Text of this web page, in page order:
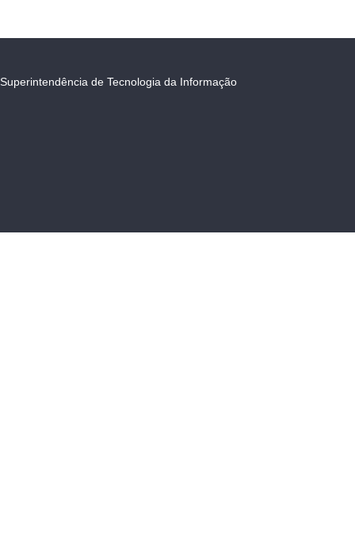
Superintendência de Tecnologia da Informação